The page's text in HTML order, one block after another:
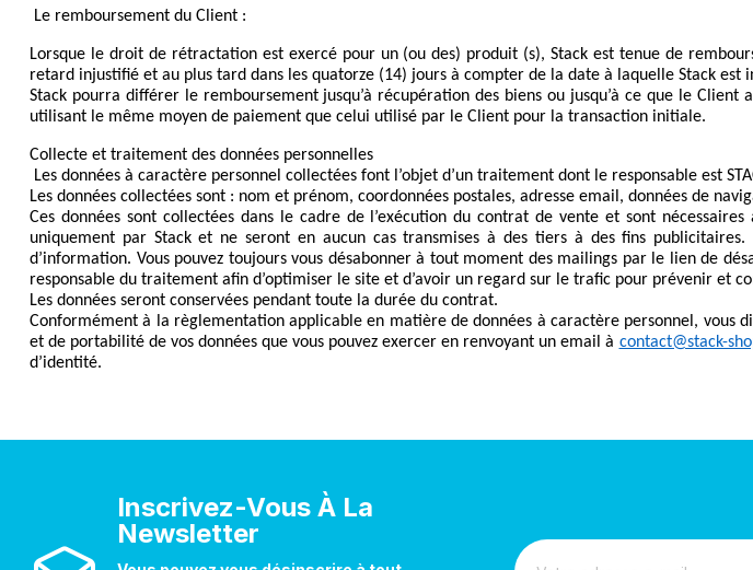
Le remboursement du Client :
Lorsque le droit de rétractation est exercé pour un (ou des) produit (s), Stack est tenue de
retard injustifié et au plus tard dans les quatorze (14) jours à compter de la date à laquelle Stack est
Stack pourra différer le remboursement jusqu’à récupération des biens ou jusqu’à ce que le
utilisant le même moyen de paiement que celui utilisé par le Client pour la transaction initiale.
Collecte et traitement des données personnelles
Les données à caractère personnel collectées font l’objet d’un traitement dont le responsable est
Les données collectées sont : nom et prénom, coordonnées postales, adresse email, données de
Ces données sont collectées dans le cadre de l’exécution du contrat de vente et sont
uniquement par Stack et ne seront en aucun cas transmises à des tiers à des fins
d’information. Vous pouvez toujours vous désabonner à tout moment des mailings par le lien de
responsable du traitement afin d’optimiser le site et d’avoir un regard sur le trafic pour prévenir et
Les données seront conservées pendant toute la durée du contrat.
Conformément à la règlementation applicable en matière de données à caractère personnel, vous
et de portabilité de vos données que vous pouvez exercer en renvoyant un email à contact@stack-
d’identité.
Inscrivez-Vous À La
Newsletter